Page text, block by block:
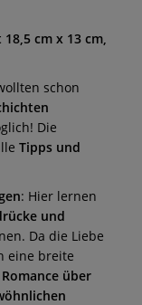
cm x 13 cm,
schon
Die
Tipps und
: Hier lernen
und
Da die Liebe
eine breite
Romance über